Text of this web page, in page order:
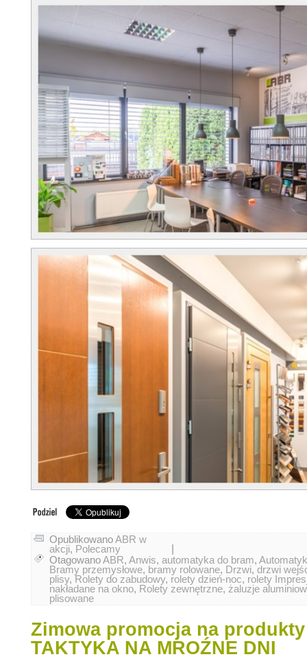
Opublikowano ABR w
akcji, Polecamy |
Otagowano ABR, Anwis, automatyka do bram,
Bramy przemysłowe, bramy rolowane, Drzwi, drzwi
plisy,Rolety do zabudowy, rolety dzień-noc, rolety
nakładane na okno, Rolety zewnętrzne, żaluzje
plisowane
Zimowa promocja na produkty
TAKTYKA NA MROŹNE DNI